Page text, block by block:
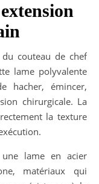
du couteau de chef
lame polyvalente
hacher, émincer,
chirurgicale. La
la texture
lame en acier
matériaux qui